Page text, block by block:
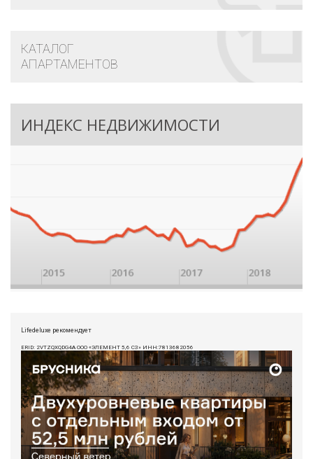
КАТАЛОГ
АПАРТАМЕНТОВ
ИНДЕКС НЕДВИЖИМОСТИ
Lifedeluxe рекомендует
ERID: 2VTZQXQDG4A ООО «ЭЛЕМЕНТ 5,6 СЗ» ИНН:7813682056